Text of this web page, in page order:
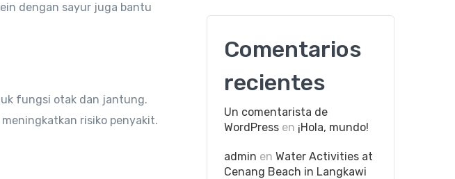
dengan sayur juga bantu
fungsi otak dan jantung.
risiko penyakit.
Comentarios
recientes
Un comentarista de
WordPress en ¡Hola, mundo!
admin en Water Activities at
Cenang Beach in Langkawi